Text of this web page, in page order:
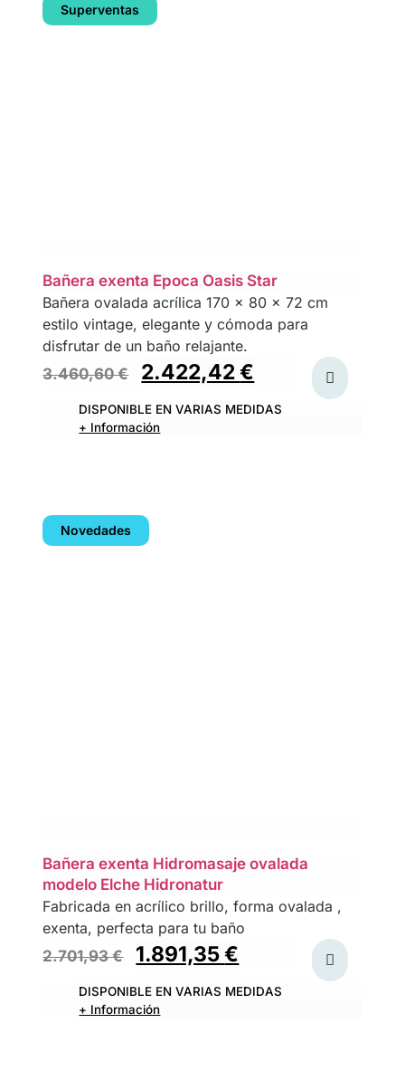
Superventas
Bañera exenta Epoca Oasis Star
Bañera ovalada acrílica 170 x 80 x 72 cm
estilo vintage, elegante y cómoda para
disfrutar de un baño relajante.
3.460,60€ 2.422,42€
DISPONIBLE EN VARIAS MEDIDAS
+ Información
Novedades
Bañera exenta Hidromasaje ovalada
modelo Elche Hidronatur
Fabricada en acrílico brillo, forma ovalada ,
exenta, perfecta para tu baño
2.701,93€ 1.891,35€
DISPONIBLE EN VARIAS MEDIDAS
+ Información